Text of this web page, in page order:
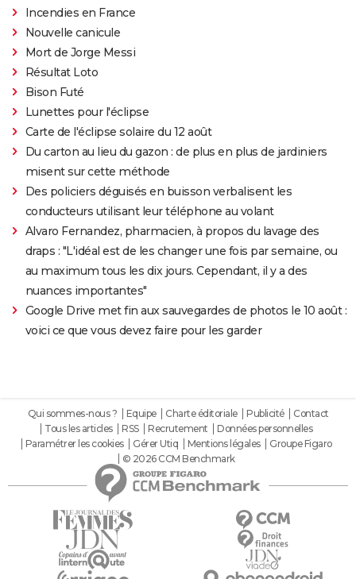
Incendies en France
Nouvelle canicule
Mort de Jorge Messi
Résultat Loto
Bison Futé
Lunettes pour l'éclipse
Carte de l'éclipse solaire du 12 août
Du carton au lieu du gazon : de plus en plus de jardiniers
misent sur cette méthode
Des policiers déguisés en buisson verbalisent les
conducteurs utilisant leur téléphone au volant
Alvaro Fernandez, pharmacien, à propos du lavage des
draps : "L'idéal est de les changer une fois par semaine, ou
au maximum tous les dix jours. Cependant, il y a des
nuances importantes"
Google Drive met fin aux sauvegardes de photos le 10 août :
voici ce que vous devez faire pour les garder
Qui sommes-nous ? Equipe Charte éditoriale Publicité
Contact
Tous les articles
RSS Recrutement
Données personnelles
Paramétrer les cookies
Gérer Utiq Mentions légales
Groupe Figaro
© 2026 CCM Benchmark